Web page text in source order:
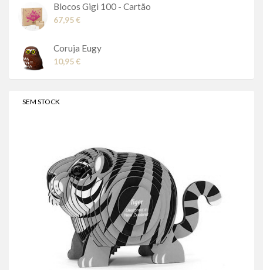
Blocos Gigi 100 - Cartão
67,95 €
Coruja Eugy
10,95 €
SEM STOCK